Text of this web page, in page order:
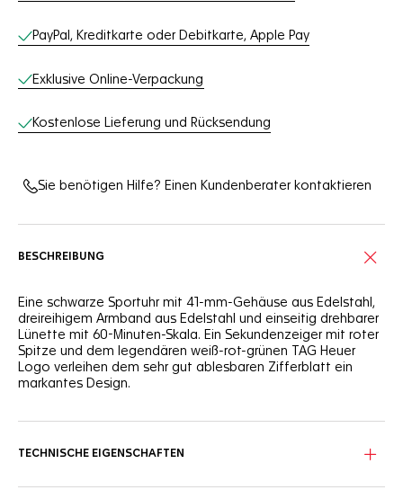
PayPal, Kreditkarte oder Debitkarte, Apple Pay
Exklusive Online-Verpackung
Kostenlose Lieferung und Rücksendung
Sie benötigen Hilfe? Einen Kundenberater kontaktieren
BESCHREIBUNG
Eine schwarze Sportuhr mit 41-mm-Gehäuse aus Edelstahl,
dreireihigem Armband aus Edelstahl und einseitig drehbarer
Lünette mit 60-Minuten-Skala. Ein Sekundenzeiger mit roter
Spitze und dem legendären weiß-rot-grünen TAG Heuer
Logo verleihen dem sehr gut ablesbaren Zifferblatt ein
markantes Design.
TECHNISCHE EIGENSCHAFTEN